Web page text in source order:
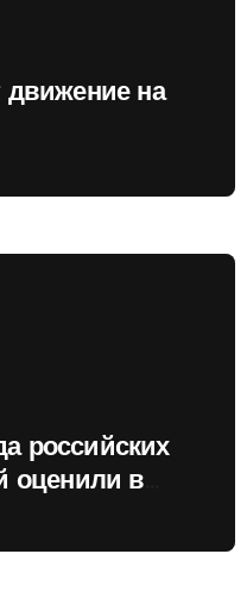
движение на
российских
оценили в